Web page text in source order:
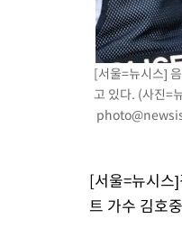
[서울=뉴시스]
고 있다. (사진=
[서울=뉴시스
트 가수 김호